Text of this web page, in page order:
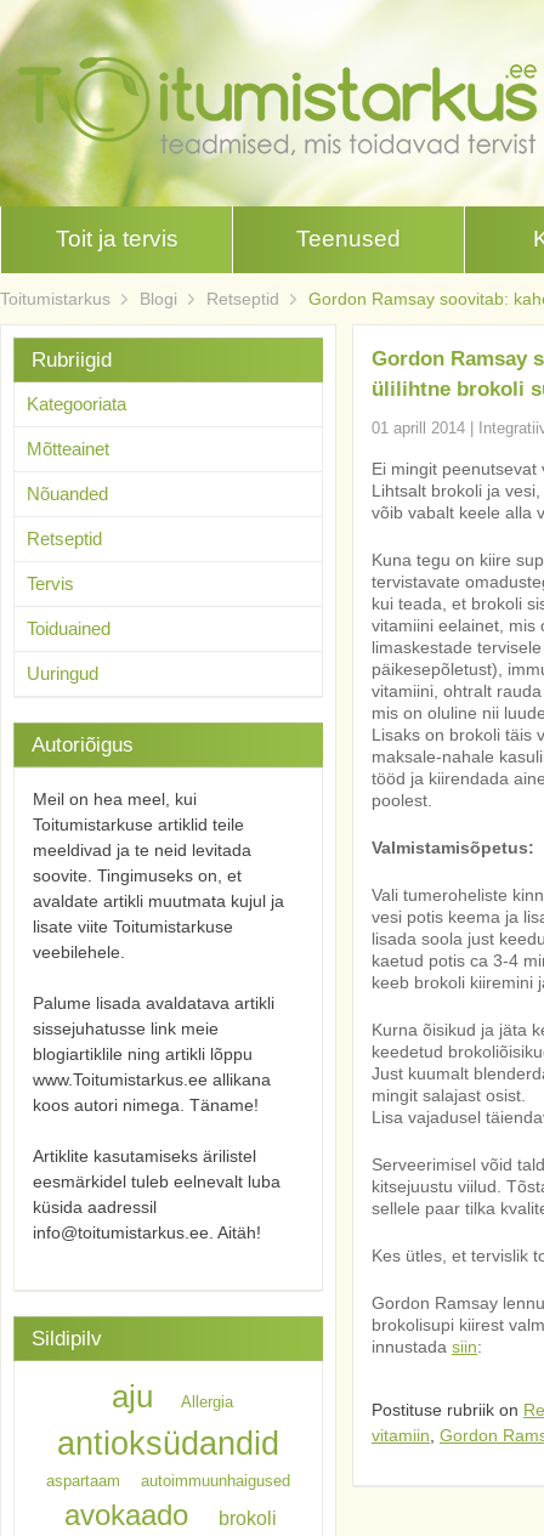
Toit ja tervis Teenused
Toitumistarkus Blogi Retseptid Gordon Ramsay soovitab:
Gordon Ramsay
ülilihtne brokoli
01 aprill 2014
Ei mingit
Lihtsalt brokoli ja
võib vabalt keele alla
Kuna tegu on kiire
tervistavate
kui teada, et brokoli
vitamiini eelainet,
limaskestade
päikesepõletust),
vitamiini, ohtralt
mis on oluline nii
Lisaks on brokoli täis
maksale-nahale
tööd ja kiirendada
poolest.
Valmistamisõpetus:
Vali tumeroheliste
vesi potis keema ja
lisada soola just
kaetud potis ca 3-4
keeb brokoli kiiremini
Kurna õisikud ja jäta
keedetud
Just kuumalt
mingit salajast osist.
Lisa vajadusel
Serveerimisel võid
kitsejuustu viilud.
sellele paar tilka
Kes ütles, et tervislik
Gordon Ramsay
brokolisupi kiirest
innustada siin:
Postituse rubriik on
vitamiin Gordon
Rubriigid
Kategooriata
Mõtteainet
Nõuanded
Retseptid
Tervis
Toiduained
Uuringud
Autoriõigus
Meil on hea meel, kui
Toitumistarkuse artiklid teile
meeldivad ja te neid levitada
soovite. Tingimuseks on, et
avaldate artikli muutmata kujul ja
lisate viite Toitumistarkuse
veebilehele.
Palume lisada avaldatava artikli
sissejuhatusse link meie
blogiartiklile ning artikli lõppu
www.Toitumistarkus.ee allikana
koos autori nimega. Täname!
Artiklite kasutamiseks ärilistel
eesmärkidel tuleb eelnevalt luba
küsida aadressil
info@toitumistarkus.ee. Aitäh!
Sildipilv
aju Allergia
antioksüdandid
aspartaam autoimmuunhaigused
avokaado brokoli